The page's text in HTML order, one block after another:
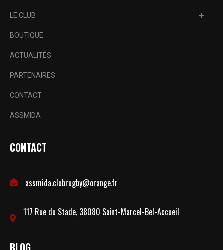
LE CLUB
BOUTIQUE
ACTUALITÉS
PARTENAIRES
CONTACT
ASSMIDA
CONTACT
assmida.clubrugby@orange.fr
117 Rue du Stade, 38080 Saint-Marcel-Bel-Accueil